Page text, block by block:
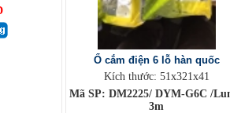
Ổ cắm điện 6 lỗ hàn quốc
Kích thước: 51x321x41
Mã SP: DM2225/ DYM-G6C /
3m